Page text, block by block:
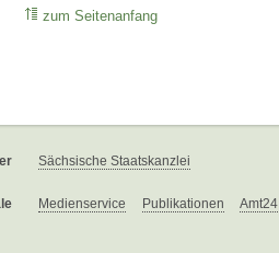
zum Seitenanfang
Sächsische Staatskanzlei
Medienservice Publikationen Amt24